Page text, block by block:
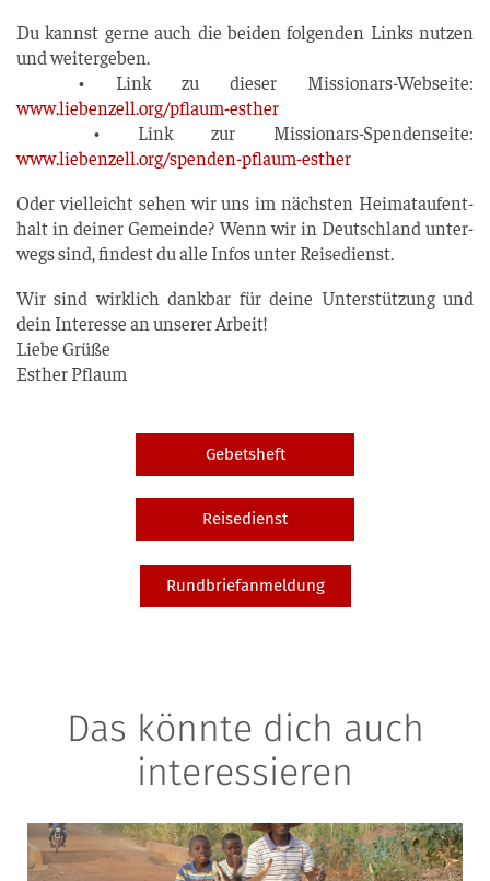
Du kannst ger­ne auch die bei­den fol­gen­den Links nut­zen
und wei­ter­ge­ben.
• Link zu die­ser Mis­sio­nars-Web­sei­te:
www.liebenzell.org/pflaum-esther
• Link zur Mis­sio­nars-Spen­den­sei­te:
www.liebenzell.org/spenden-pflaum-esther
Oder viel­leicht sehen wir uns im nächs­ten Hei­mat­auf­ent­
halt in dei­ner Gemein­de? Wenn wir in Deutsch­land unter­
wegs sind, fin­dest du alle Infos unter Reisedienst.
Wir sind wirk­lich dank­bar für dei­ne Unter­stüt­zung und
dein Inter­es­se an unse­rer Arbeit!
Lie­be Grü­ße
Esther Pflaum
Gebetsheft
Reisedienst
Rundbriefanmeldung
Das könnte dich auch
interessieren